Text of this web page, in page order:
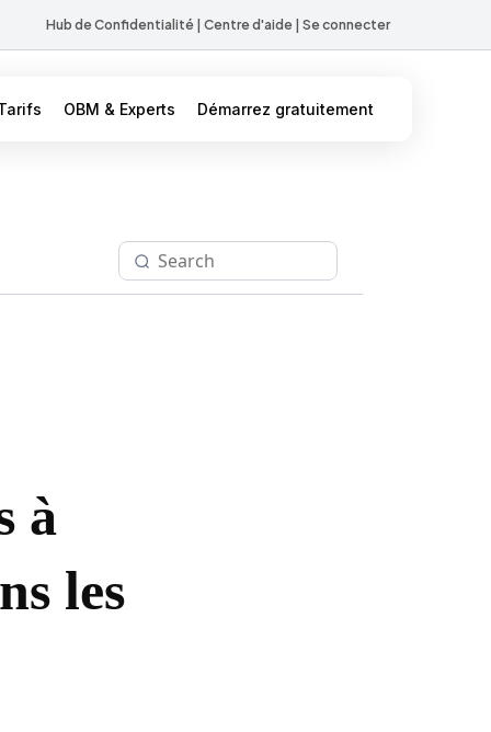
Hub de Confidentialité Centre d'aide Se connecter
OBM & Experts Démarrez gratuitement
à
les